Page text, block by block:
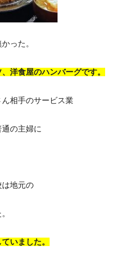
った。
洋食屋のハンバーグです。
相手のサービス業
の主婦に
は地元の
いました。